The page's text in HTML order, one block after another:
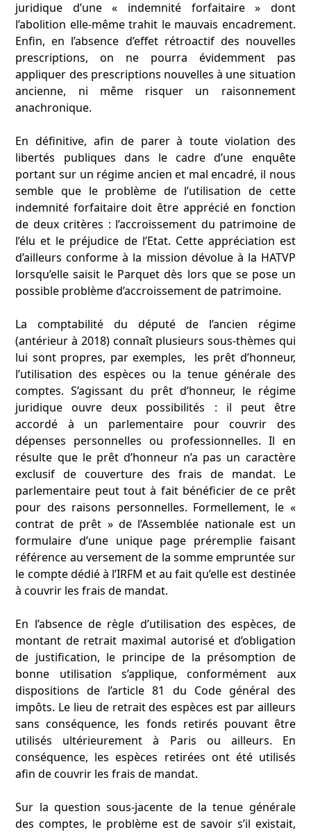
juridique d’une « indemnité forfaitaire » dont
l’abolition elle-même trahit le mauvais encadrement.
Enfin, en l’absence d’effet rétroactif des nouvelles
prescriptions, on ne pourra évidemment pas
appliquer des prescriptions nouvelles à une situation
ancienne, ni même risquer un raisonnement
anachronique.
En définitive, afin de parer à toute violation des
libertés publiques dans le cadre d’une enquête
portant sur un régime ancien et mal encadré, il nous
semble que le problème de l’utilisation de cette
indemnité forfaitaire doit être apprécié en fonction
de deux critères : l’accroissement du patrimoine de
l’élu et le préjudice de l’Etat. Cette appréciation est
d’ailleurs conforme à la mission dévolue à la HATVP
lorsqu’elle saisit le Parquet dès lors que se pose un
possible problème d’accroissement de patrimoine.
La comptabilité du député de l’ancien régime
(antérieur à 2018) connaît plusieurs sous-thèmes qui
lui sont propres, par exemples, les prêt d’honneur,
l’utilisation des espèces ou la tenue générale des
comptes. S’agissant du prêt d’honneur, le régime
juridique ouvre deux possibilités : il peut être
accordé à un parlementaire pour couvrir des
dépenses personnelles ou professionnelles. Il en
résulte que le prêt d’honneur n’a pas un caractère
exclusif de couverture des frais de mandat. Le
parlementaire peut tout à fait bénéficier de ce prêt
pour des raisons personnelles. Formellement, le «
contrat de prêt » de l’Assemblée nationale est un
formulaire d’une unique page préremplie faisant
référence au versement de la somme empruntée sur
le compte dédié à l’IRFM et au fait qu’elle est destinée
à couvrir les frais de mandat.
En l’absence de règle d’utilisation des espèces, de
montant de retrait maximal autorisé et d’obligation
de justification, le principe de la présomption de
bonne utilisation s’applique, conformément aux
dispositions de l’article 81 du Code général des
impôts. Le lieu de retrait des espèces est par ailleurs
sans conséquence, les fonds retirés pouvant être
utilisés ultérieurement à Paris ou ailleurs. En
conséquence, les espèces retirées ont été utilisés
afin de couvrir les frais de mandat.
Sur la question sous-jacente de la tenue générale
des comptes, le problème est de savoir s’il existait,